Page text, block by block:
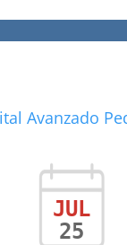
Avanzado
JUL
25